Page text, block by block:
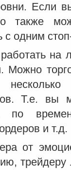
Если
также
с одним
работать
Т.е. вы
по
и т.д.
от
трейдеру